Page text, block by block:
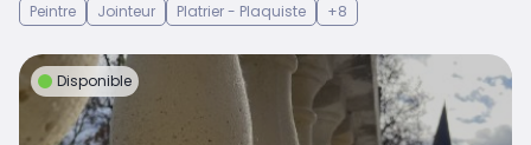
Peintre
Jointeur Platrier - Plaquiste +8
Disponible